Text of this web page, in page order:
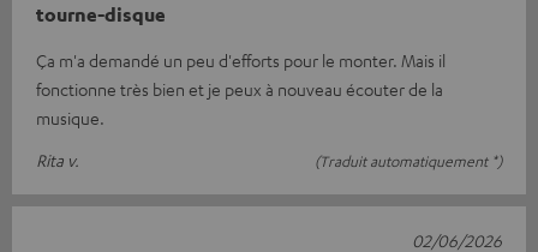
tourne-disque
Ça m'a demandé un peu d'efforts pour le monter. Mais il
fonctionne très bien et je peux à nouveau écouter de la
musique.
Rita v.
(Traduit automatiquement *)
02/06/2026